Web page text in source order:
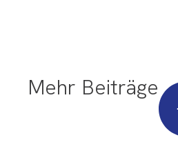
Mehr Beiträge